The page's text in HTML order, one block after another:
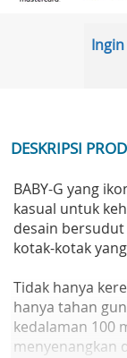
DESKRIPSI
BABY-G yang
kasual untuk
desain
kotak-kotak
Tidak hanya
hanya tahan
kedalaman 100
menyenangkan